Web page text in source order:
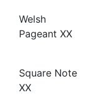
Welsh
Pageant XX
Square Note
XX